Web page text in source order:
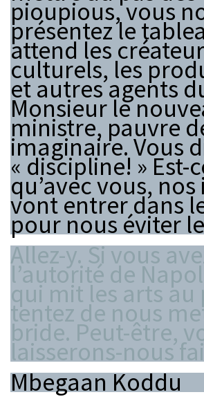
pioupious, vous
présentez le
attend les
culturels, les
et autres agents
Monsieur le
ministre, pauvre
imaginaire. Vous
« discipline! » Est-
qu’avec vous, nos
vont entrer dans
pour nous éviter
Allez-y. Si vous
l’autorité de
qui mit les arts au
tentez de nous
bride. Peut-être,
laisserons-nous
Mbegaan Koddu